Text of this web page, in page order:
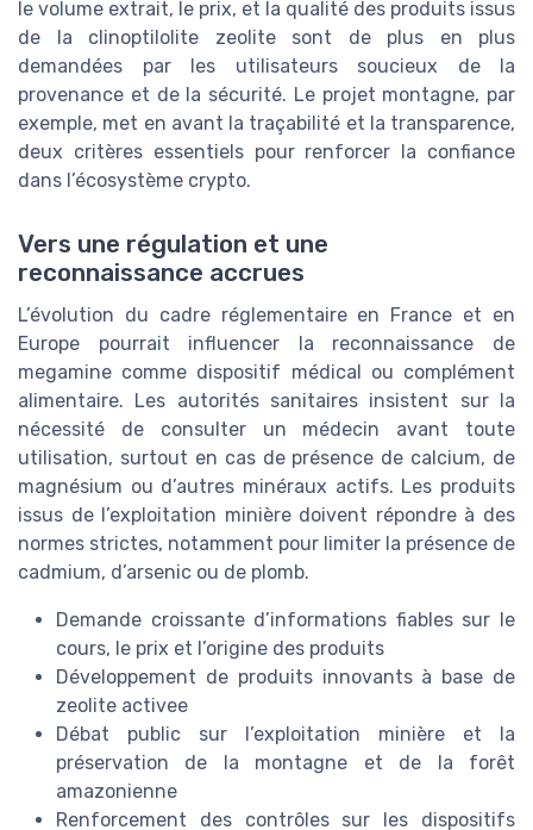
le volume extrait, le prix, et la qualité des produits issus
de la clinoptilolite zeolite sont de plus en plus
demandées par les utilisateurs soucieux de la
provenance et de la sécurité. Le projet montagne, par
exemple, met en avant la traçabilité et la transparence,
deux critères essentiels pour renforcer la confiance
dans l’écosystème crypto.
Vers une régulation et une
reconnaissance accrues
L’évolution du cadre réglementaire en France et en
Europe pourrait influencer la reconnaissance de
megamine comme dispositif médical ou complément
alimentaire. Les autorités sanitaires insistent sur la
nécessité de consulter un médecin avant toute
utilisation, surtout en cas de présence de calcium, de
magnésium ou d’autres minéraux actifs. Les produits
issus de l’exploitation minière doivent répondre à des
normes strictes, notamment pour limiter la présence de
cadmium, d’arsenic ou de plomb.
Demande croissante d’informations fiables sur le
cours, le prix et l’origine des produits
Développement de produits innovants à base de
zeolite activee
Débat public sur l’exploitation minière et la
préservation de la montagne et de la forêt
amazonienne
Renforcement des contrôles sur les dispositifs